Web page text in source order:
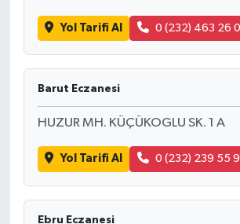
Yol Tarifi Al 0 (232) 463 26
Barut Eczanesi
HUZUR MH. KÜÇÜKOGLU SK. 1 A
Yol Tarifi Al 0 (232) 239 55
Ebru Eczanesi